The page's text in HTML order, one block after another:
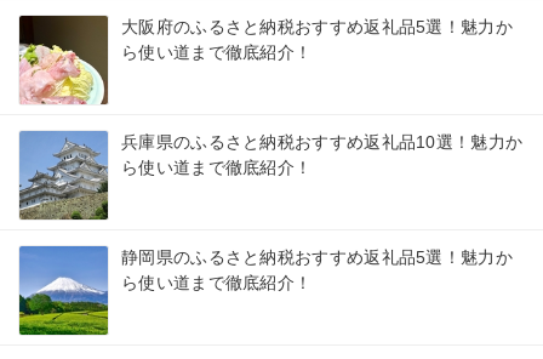
大阪府のふるさと納税おすすめ返礼品5選！魅力か
ら使い道まで徹底紹介！
兵庫県のふるさと納税おすすめ返礼品10選！魅力か
ら使い道まで徹底紹介！
静岡県のふるさと納税おすすめ返礼品5選！魅力か
ら使い道まで徹底紹介！